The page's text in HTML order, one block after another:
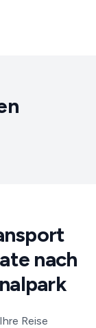
nach
Reise